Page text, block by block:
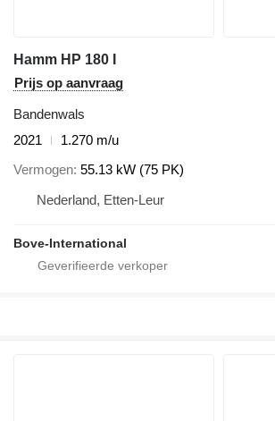
Hamm HP 180 I
Prijs op aanvraag
Bandenwals
2021
1.270 m/u
Vermogen 55.13 kW (75 PK)
Nederland, Etten-Leur
Bove-International